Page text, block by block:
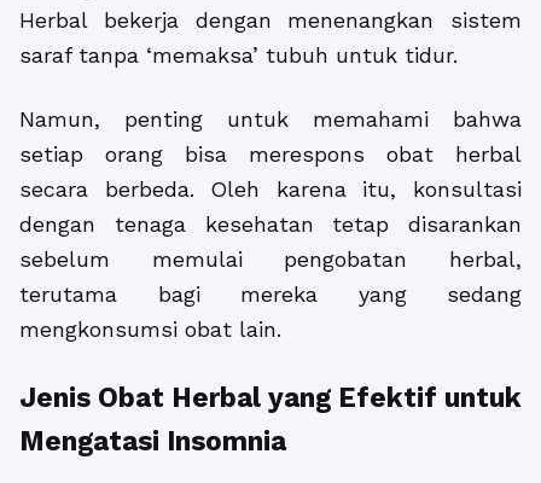
Herbal bekerja dengan menenangkan sistem
saraf tanpa ‘memaksa’ tubuh untuk tidur.
Namun, penting untuk memahami bahwa
setiap orang bisa merespons obat herbal
secara berbeda. Oleh karena itu, konsultasi
dengan tenaga kesehatan tetap disarankan
sebelum memulai pengobatan herbal,
terutama bagi mereka yang sedang
mengkonsumsi obat lain.
Jenis Obat Herbal yang Efektif untuk
Mengatasi Insomnia